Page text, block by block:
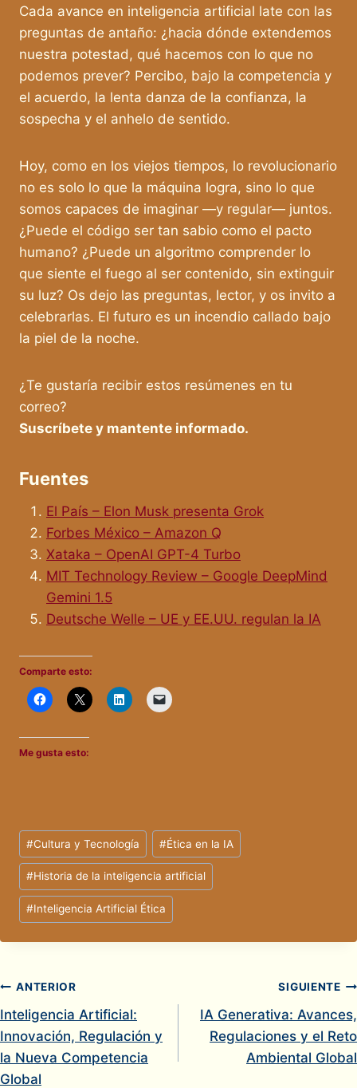
Cada avance en inteligencia artificial late con las
preguntas de antaño: ¿hacia dónde extendemos
nuestra potestad, qué hacemos con lo que no
podemos prever? Percibo, bajo la competencia y
el acuerdo, la lenta danza de la confianza, la
sospecha y el anhelo de sentido.
Hoy, como en los viejos tiempos, lo revolucionario
no es solo lo que la máquina logra, sino lo que
somos capaces de imaginar —y regular— juntos.
¿Puede el código ser tan sabio como el pacto
humano? ¿Puede un algoritmo comprender lo
que siente el fuego al ser contenido, sin extinguir
su luz? Os dejo las preguntas, lector, y os invito a
celebrarlas. El futuro es un incendio callado bajo
la piel de la noche.
¿Te gustaría recibir estos resúmenes en tu
correo?
Suscríbete y mantente informado.
Fuentes
El País – Elon Musk presenta Grok
Forbes México – Amazon Q
Xataka – OpenAI GPT-4 Turbo
MIT Technology Review – Google DeepMind
Gemini 1.5
Deutsche Welle – UE y EE.UU. regulan la IA
Comparte esto:
Me gusta esto:
Etiquetas
de
la
entrada:
#Cultura y Tecnología #Ética en la IA
#Historia de la inteligencia artificial
#Inteligencia Artificial Ética
Navegación
de
entradas
ANTERIOR
Inteligencia Artificial:
Innovación, Regulación y
la Nueva Competencia
Global
SIGUIENTE
IA Generativa: Avances,
Regulaciones y el Reto
Ambiental Global